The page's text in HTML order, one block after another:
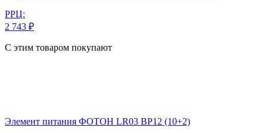
РРЦ:
2 743 ₽
С этим товаром покупают
Элемент питания ФОТОН LR03 BP12 (10+2)